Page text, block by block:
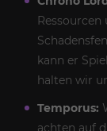
kann er
halten wir
Temporus:
achten auf